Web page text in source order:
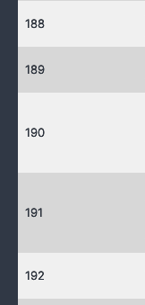
188
189
190
191
192